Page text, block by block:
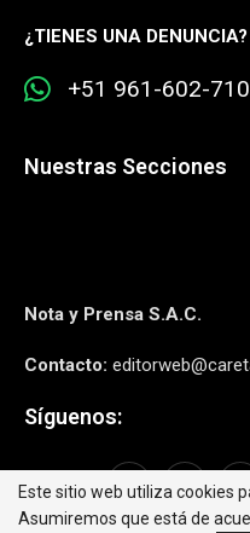
¿TIENES UNA
+51 961-602-710
Nuestras Secciones
Nota y Prensa S.A.C.
Contacto:
Síguenos:
Este sitio web utiliza cookies
Asumiremos que está de